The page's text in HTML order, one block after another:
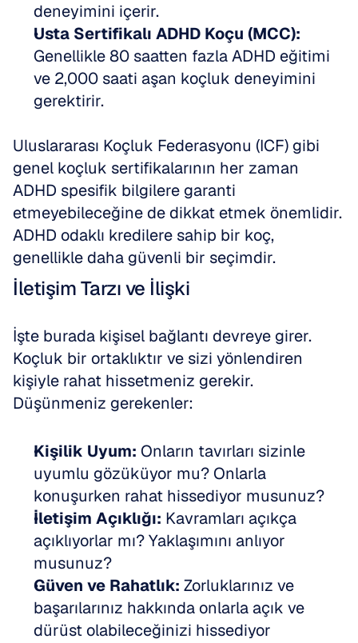
deneyimini içerir.
Usta Sertifikalı ADHD Koçu (MCC):
Genellikle 80 saatten fazla ADHD eğitimi
ve 2,000 saati aşan koçluk deneyimini
gerektirir.
Uluslararası Koçluk Federasyonu (ICF) gibi
genel koçluk sertifikalarının her zaman
ADHD spesifik bilgilere garanti
etmeyebileceğine de dikkat etmek önemlidir.
ADHD odaklı kredilere sahip bir koç,
genellikle daha güvenli bir seçimdir.
İletişim Tarzı ve İlişki
İşte burada kişisel bağlantı devreye girer.
Koçluk bir ortaklıktır ve sizi yönlendiren
kişiyle rahat hissetmeniz gerekir.
Düşünmeniz gerekenler:
Kişilik Uyum: Onların tavırları sizinle
uyumlu gözüküyor mu? Onlarla
konuşurken rahat hissediyor musunuz?
İletişim Açıklığı: Kavramları açıkça
açıklıyorlar mı? Yaklaşımını anlıyor
musunuz?
Güven ve Rahatlık: Zorluklarınız ve
başarılarınız hakkında onlarla açık ve
dürüst olabileceğinizi hissediyor